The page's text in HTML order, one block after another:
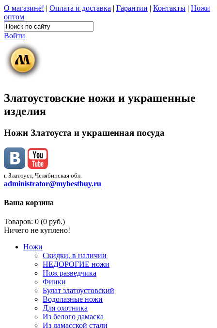
О магазине! | Оплата и доставка | Гарантии | Контакты | Ножи
оптом
Войти
Златоустовские ножи и украшенные
изделия
Ножи Златоуста и украшенная посуда
г. Златоуст, Челябинская обл.
administrator@mybestbuy.ru
Ваша корзина
Товаров: 0 (0 руб.)
Ничего не куплено!
Ножи
Скидки, в наличии
НЕДОРОГИЕ ножи
Нож разведчика
Финки
Булат златоустовский
Водолазные ножи
Для охотника
Из белого дамаска
Из дамасской стали